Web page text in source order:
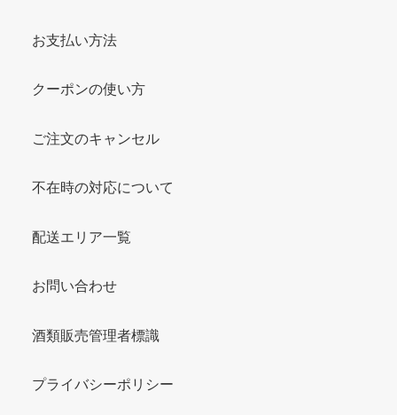
お支払い方法
クーポンの使い方
ご注文のキャンセル
不在時の対応について
配送エリア一覧
お問い合わせ
酒類販売管理者標識
プライバシーポリシー